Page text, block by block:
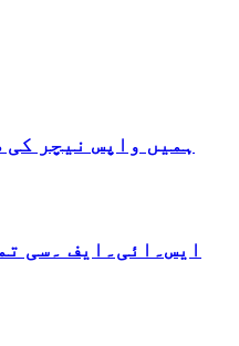
ہمیں واپس نیچر
ایس۔ائی۔ایف ۔سی